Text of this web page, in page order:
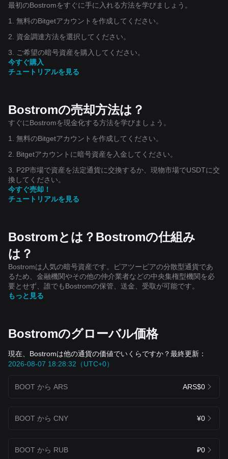
最初のBostromをすぐに手に入れる方法を学びましょう。
1. 無料のBitgetアカウントを作成してください。
2. 資金調達方法を選択してください。
3. ご希望の暗号資産を購入してください。
今すぐ購入
チュートリアルを見る
Bostromの売却方法は？
すぐにBostromを現金化する方法を学びましょう。
1. 無料のBitgetアカウントを作成してください。
2. Bitgetアカウントに暗号資産を入金してください。
3. P2P市場で資産を法定通貨に交換するか、現物市場でUSDTに交
換してください。
今すぐ売却！
チュートリアルを見る
Bostromとは？Bostromの仕組み
は？
Bostromは人気の暗号資産です。ピアツーピアの分散型通貨であ
るため、金融機関やその他の仲介業者などの中央集権型機関を必
要とせず、誰でもBostromの保管、送金、受取が可能です。
もっと見る
Bostromのグローバル価格
現在、Bostromは他の通貨の価値でいくらですか？最終更新：
2026-08-07 18:28:32（UTC+0）
BOOT から ARS ARS$0
BOOT から CNY ¥0
BOOT から RUB ₽0